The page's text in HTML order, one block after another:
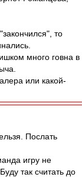
то
много говна в
или какой-
Послать
игру не
так считать до